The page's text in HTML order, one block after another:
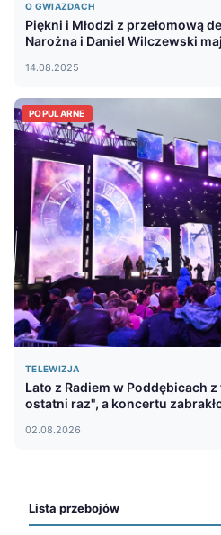
O GWIAZDACH
Piękni i Młodzi z przełomową
Narożna i Daniel Wilczewski
14.08.2025
POPULARNE
TELEWIZJA
Lato z Radiem w Poddębicach
ostatni raz", a koncertu
02.08.2026
Lista przebojów